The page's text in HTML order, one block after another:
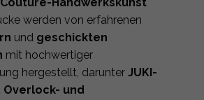
Handwerkskunst
werden von erfahrenen
und geschickten
mit hochwertiger
hergestellt, darunter JUKI-
Overlock- und